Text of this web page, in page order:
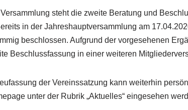
Versammlung steht die zweite Beratung und
in der Jahreshauptversammlung am
beschlossen. Aufgrund der vorgesehenen
Beschlussfassung in einer weiteren
der Vereinssatzung kann weiterhin
unter der Rubrik „Aktuelles“ eingesehen